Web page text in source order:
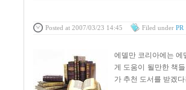
Posted at 2007/03/23 14:45 Filed under PR
에델만 코리아에는 에
게 도움이 될만한 책
가 추천 도서를 받겠